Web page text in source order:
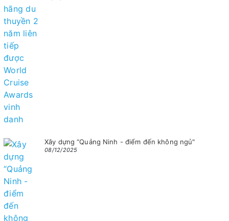
Xây dựng “Quảng Ninh - điểm đến không ngủ"
08/12/2025